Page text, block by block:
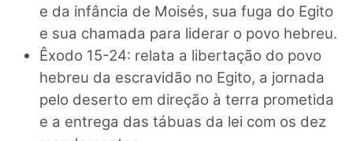
e da infância de Moisés, sua fuga do Egito
e sua chamada para liderar o povo hebreu.
Êxodo 15-24: relata a libertação do povo
hebreu da escravidão no Egito, a jornada
pelo deserto em direção à terra prometida
e a entrega das tábuas da lei com os dez